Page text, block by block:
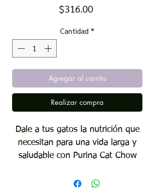
$316.00Precio
Cantidad *
Agregar al carrito
Realizar compra
Dale a tus gatos la nutrición que
necesitan para una vida larga y
saludable con Purina Cat Chow
Food con Pollo Real para todas